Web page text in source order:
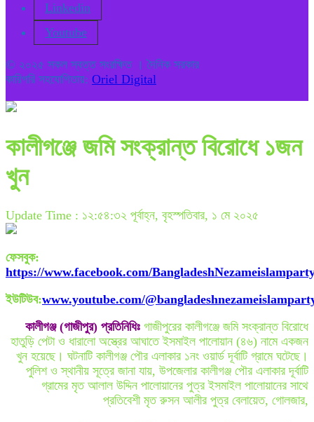
Linkedin
Youtube
© ২০২৫ সকল স্বত্ত সংরক্ষিত । দৈনিক সরকার
কারিগরি সহযোগিতায়: Oriel Digital
কালীগঞ্জে জমি সংক্রান্ত বিরোধে ১জন
খুন
Update Time : ১২:৫৪:৩২ পূর্বাহ্ন, বৃহস্পতিবার, ১ মে ২০২৫
ফেসবুক:
https://www.facebook.com/
ইউটিউব:www.youtube.com/
কালীগঞ্জ (গাজীপুর) প্রতিনিধিঃ গাজীপুরের কালীগঞ্জে জমি সংক্রান্ত বিরোধে
হাতুড়ি পেটা ও ধারালো অস্ত্রের আঘাতে ইসমাইল পালোয়ান (৪৬) নামে একজন
খুন হয়েছে। ঘটনাটি কালীগঞ্জ পৌর এলাকার ১নং ওয়ার্ড দূর্বাটি গ্রামে ঘটেছে।
পুলিশ ও স্থানীয় সূত্রে জানা যায়, উপজেলার কালীগঞ্জ পৌর এলাকার দূর্বাটি
গ্রামের মৃত আলাল উদ্দিন পালোয়ানের পুত্র ইসমাইল পালোয়ানের সাথে
প্রতিবেশী মৃত রুসন আলীর পুত্র বেলায়েত, গোলজার,